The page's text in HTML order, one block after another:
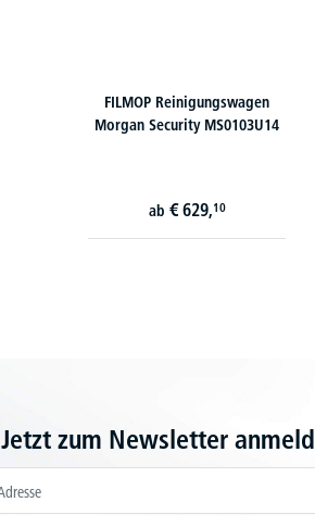
FILMOP Reinigungswagen
Morgan Security MS0103U14
ab € 629,10
Jetzt zum Newsletter